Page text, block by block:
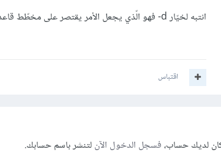
انتبه لخيّار d- فهو الّذي يجعل الأمر يقتصر على مخطّط قاعدة البيانات.
اقتباس
لديك حساب،فسجل الدخول الآنلتنشر باسم حسابك.